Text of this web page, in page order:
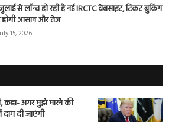
से लॉन्च हो रही है नई IRCTC वेबसाइट, टिकट बुकिंग
आसान और तेज
15, 2026
कहा- अगर मुझे मारने की
दी जाएंगी